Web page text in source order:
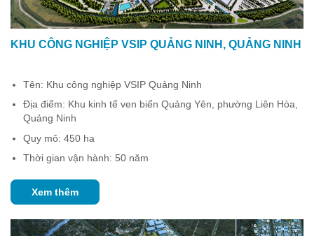
KHU CÔNG NGHIỆP VSIP QUẢNG NINH, QUẢNG NINH
Tên: Khu công nghiệp VSIP Quảng Ninh
Địa điểm: Khu kinh tế ven biển Quảng Yên, phường Liên Hòa,
Quảng Ninh
Quy mô: 450 ha
Thời gian vận hành: 50 năm
Xem thêm